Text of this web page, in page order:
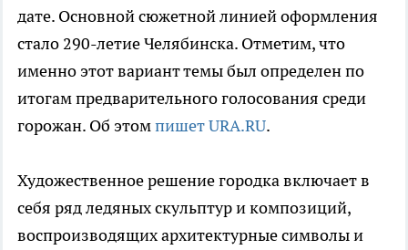
дате. Основной сюжетной линией оформления
стало 290-летие Челябинска. Отметим, что
именно этот вариант темы был определен по
итогам предварительного голосования среди
горожан. Об этомпишет URA.RU.
Художественное решение городка включает в
себя ряд ледяных скульптур и композиций,
воспроизводящих архитектурные символы и